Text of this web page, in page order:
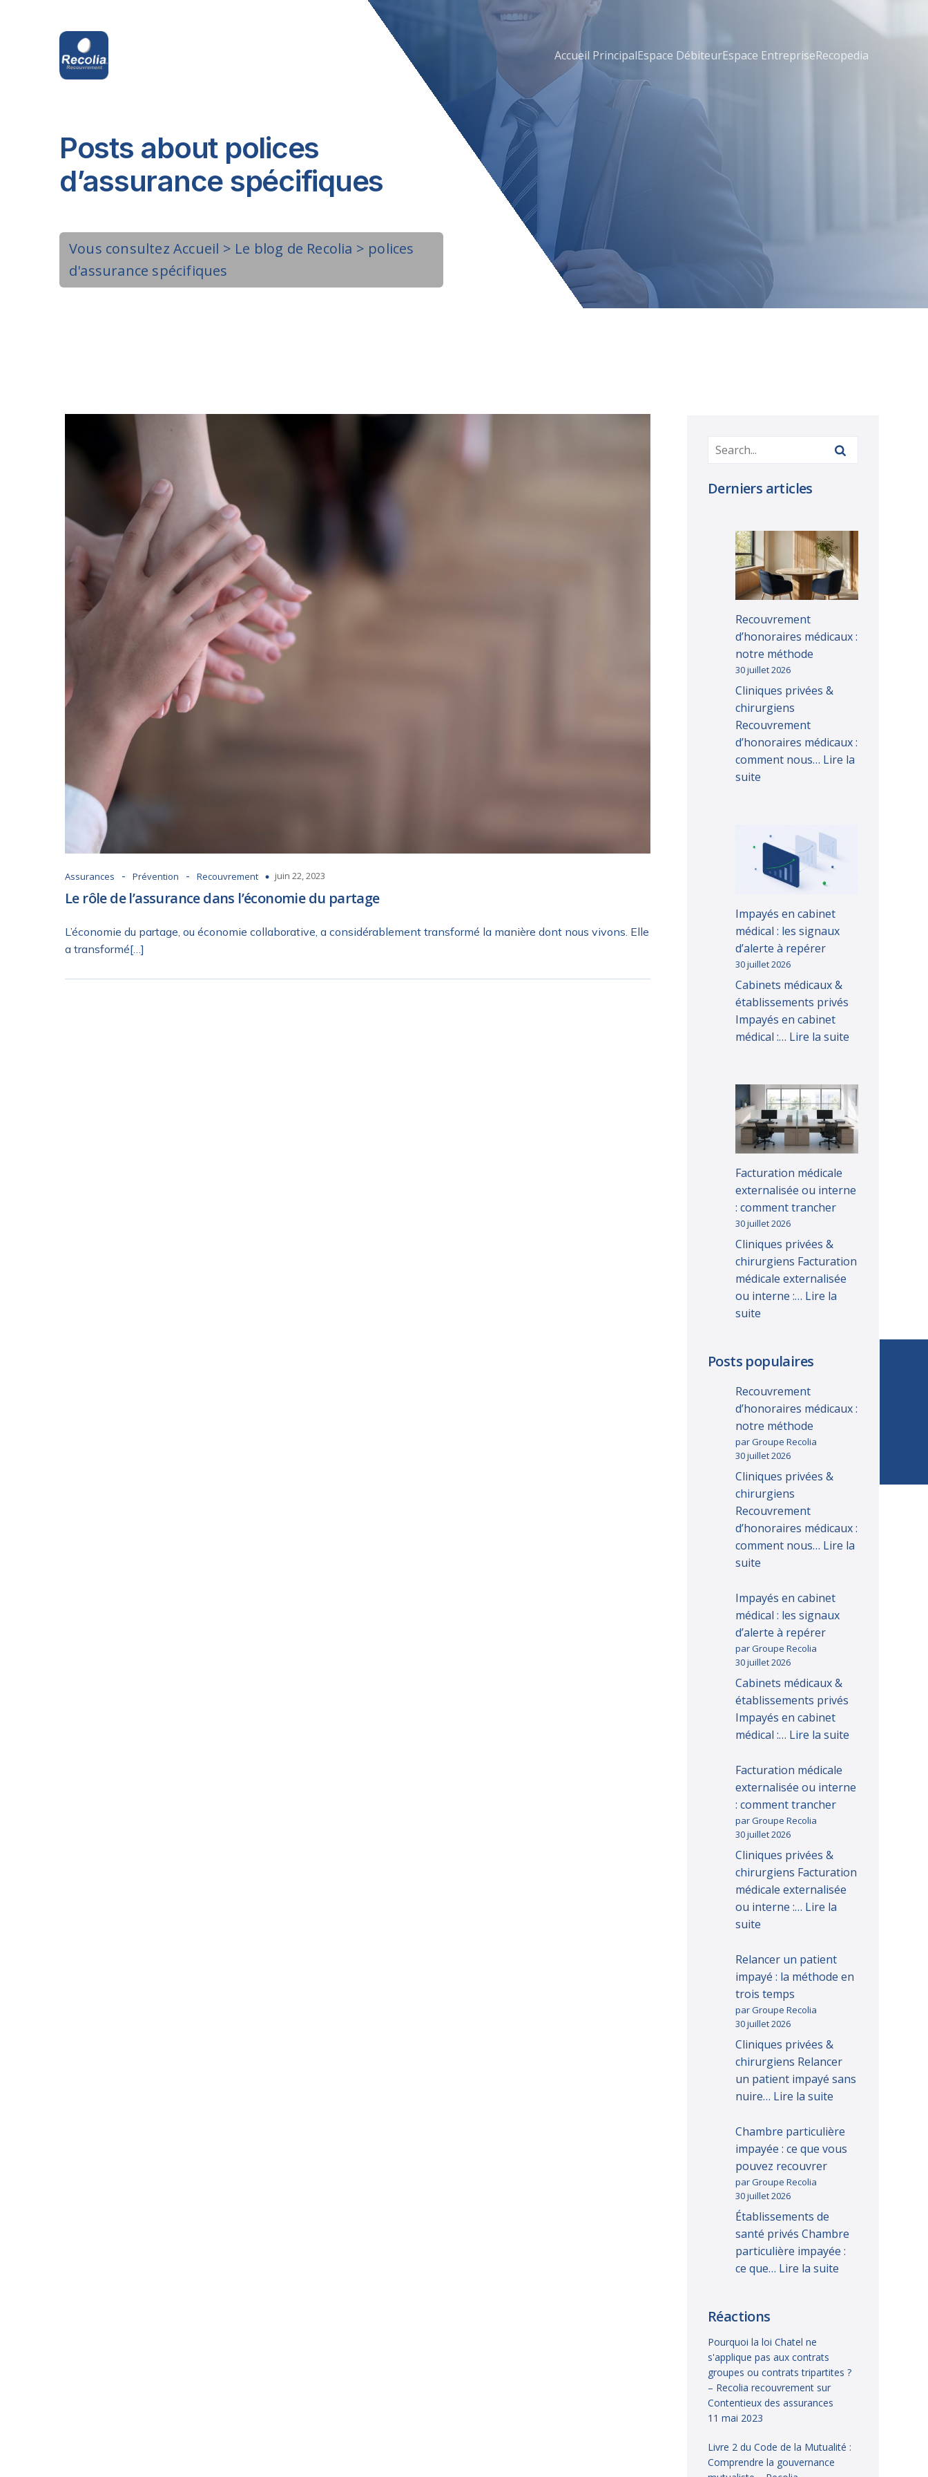
Accueil PrincipalEspace DébiteurEspace EntrepriseRecopedia
Posts about polices
d’assurance spécifiques
Vous consultez Accueil > Le blog de Recolia > polices
d'assurance spécifiques
Assurances - Prévention - Recouvrement juin 22, 2023
Le rôle de l’assurance dans l’économie du partage
L’économie du partage, ou économie collaborative, a considérablement transformé la manière dont nous vivons. Elle
a transformé[…]
Derniers articles
Recouvrement
d’honoraires médicaux :
notre méthode
30 juillet 2026
Cliniques privées &
chirurgiens
Recouvrement
d’honoraires médicaux :
comment nous… Lire la
suite
Impayés en cabinet
médical : les signaux
d’alerte à repérer
30 juillet 2026
Cabinets médicaux &
établissements privés
Impayés en cabinet
médical :… Lire la suite
Facturation médicale
externalisée ou interne
: comment trancher
30 juillet 2026
Cliniques privées &
chirurgiens Facturation
médicale externalisée
ou interne :… Lire la
suite
Posts populaires
Recouvrement
d’honoraires médicaux :
notre méthode
par Groupe Recolia
30 juillet 2026
Cliniques privées &
chirurgiens
Recouvrement
d’honoraires médicaux :
comment nous… Lire la
suite
Impayés en cabinet
médical : les signaux
d’alerte à repérer
par Groupe Recolia
30 juillet 2026
Cabinets médicaux &
établissements privés
Impayés en cabinet
médical :… Lire la suite
Facturation médicale
externalisée ou interne
: comment trancher
par Groupe Recolia
30 juillet 2026
Cliniques privées &
chirurgiens Facturation
médicale externalisée
ou interne :… Lire la
suite
Relancer un patient
impayé : la méthode en
trois temps
par Groupe Recolia
30 juillet 2026
Cliniques privées &
chirurgiens Relancer
un patient impayé sans
nuire… Lire la suite
Chambre particulière
impayée : ce que vous
pouvez recouvrer
par Groupe Recolia
30 juillet 2026
Établissements de
santé privés Chambre
particulière impayée :
ce que… Lire la suite
Réactions
Pourquoi la loi Chatel ne
s'applique pas aux contrats
groupes ou contrats tripartites ?
– Recolia recouvrement sur
Contentieux des assurances
11 mai 2023
Livre 2 du Code de la Mutualité :
Comprendre la gouvernance